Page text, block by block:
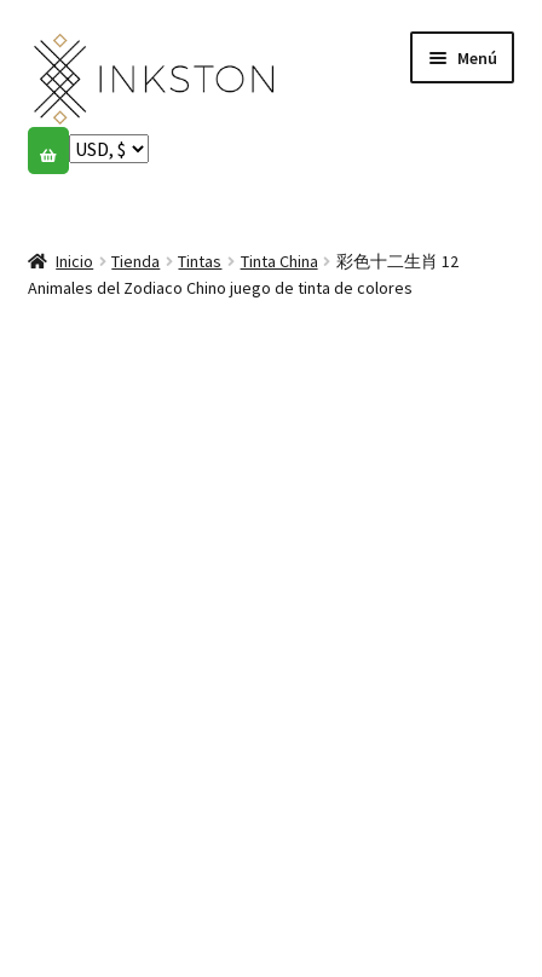
Ir
la
navegación
Ir
al
contenido
Menú
Tienda
English
Inicio Tienda Tintas Tinta China
彩色十二生肖 12
Animales del Zodiaco Chino juego de tinta de colores